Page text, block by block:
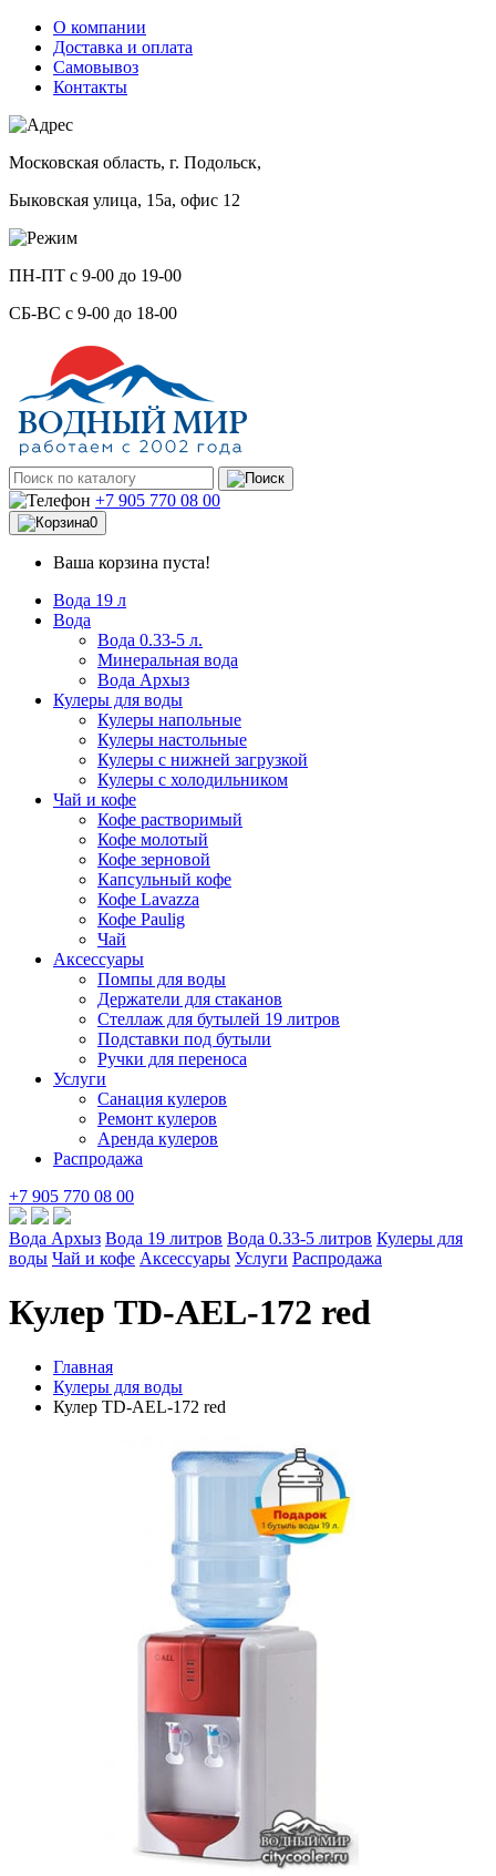
О компании
Доставка и оплата
Самовывоз
Контакты
Московская область, г. Подольск,
Быковская улица, 15а, офис 12
ПН-ПТ с 9-00 до 19-00
СБ-ВС с 9-00 до 18-00
+7 905 770 08 00
0
Ваша корзина пуста!
Вода 19 л
Вода
Вода 0.33-5 л.
Минеральная вода
Вода Архыз
Кулеры для воды
Кулеры напольные
Кулеры настольные
Кулеры с нижней загрузкой
Кулеры с холодильником
Чай и кофе
Кофе растворимый
Кофе молотый
Кофе зерновой
Капсульный кофе
Кофе Lavazza
Кофе Paulig
Чай
Аксессуары
Помпы для воды
Держатели для стаканов
Стеллаж для бутылей 19 литров
Подставки под бутыли
Ручки для переноса
Услуги
Санация кулеров
Ремонт кулеров
Аренда кулеров
Распродажа
+7 905 770 08 00
Вода Архыз Вода 19 литров Вода 0.33-5 литров Кулеры для
воды Чай и кофе Аксессуары Услуги Распродажа
Кулер TD-AEL-172 red
Главная
Кулеры для воды
Кулер TD-AEL-172 red